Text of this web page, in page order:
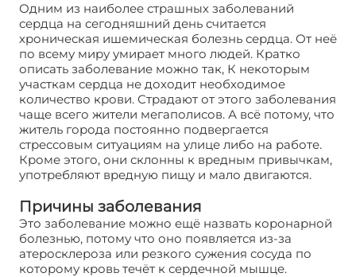
Одним из наиболее страшных заболеваний
сердца на сегодняшний день считается
хроническая ишемическая болезнь сердца. От неё
по всему миру умирает много людей. Кратко
описать заболевание можно так, К некоторым
участкам сердца не доходит необходимое
количество крови. Страдают от этого заболевания
чаще всего жители мегаполисов. А всё потому, что
житель города постоянно подвергается
стрессовым ситуациям на улице либо на работе.
Кроме этого, они склонны к вредным привычкам,
употребляют вредную пищу и мало двигаются.
Причины заболевания
Это заболевание можно ещё назвать коронарной
болезнью, потому что оно появляется из-за
атеросклероза или резкого сужения сосуда по
которому кровь течёт к сердечной мышце.